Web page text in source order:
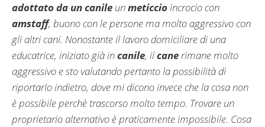
adottato da un canile unmeticcioincrocio con
amstaff, buono con le persone ma molto aggressivo con
gli altri cani. Nonostante il lavoro domiciliare di una
educatrice, iniziato già incanile, ilcanerimane molto
aggressivo e sto valutando pertanto la possibilità di
riportarlo indietro, dove mi dicono invece che la cosa non
è possibile perchè trascorso molto tempo. Trovare un
proprietario alternativo è praticamente impossibile. Cosa